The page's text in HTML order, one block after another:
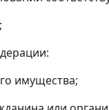
имущества;